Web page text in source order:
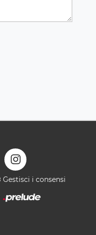
Gestisci i consensi